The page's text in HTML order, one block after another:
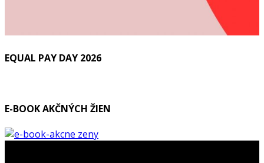
EQUAL PAY DAY 2026
E-BOOK AKČNÝCH ŽIEN